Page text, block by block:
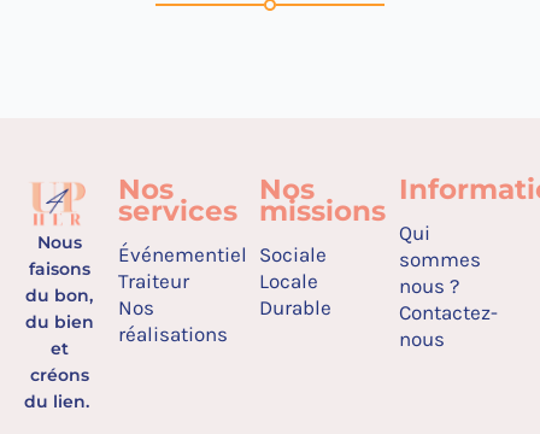
Nous
faisons
du bon,
du bien
et
créons
du lien.
Nos
services
Événementiel
Traiteur
Nos
réalisations
Nos
missions
Sociale
Locale
Durable
Qui
sommes
nous ?
Contactez-
nous